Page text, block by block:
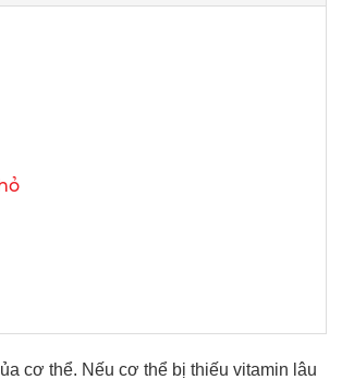
cơ thể. Nếu cơ thể bị thiếu vitamin lâu